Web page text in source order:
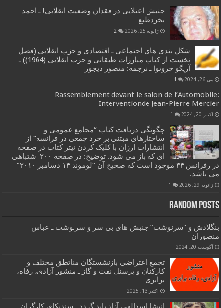
جنبش اعتلایی در فقدان وضعیت انقلابی! ـ احمد
بخردطبع
ژانویه 25, 2026 2
شکل بندی های اجتماعی ـ اقتصادی و حزب انقلابی (فصل
نخست از کتاب مبارزات طبقاتی و حزب انقلابی (1964)) ـ
آریگو چروتوا ـ ترجمه: منصور دیجور
می 26, 2024 1
Rassemblement devant le salon de l’Automobile:
Interventionde Jean-Pierre Mercier
اکتبر 20, 2024 1
چگونگی دریافت کتاب “مجامع عمومی و
ساختارهای مبتنی بر خرد جمعی در فرانسه” از
انتشارات ارزان با کلیک کردن تیتر کتاب در صفحه
ای که باز می شود. توضیح: در صفحه ۲۰۰ اشتباهی
در رفرانس ۳۴ موجود است که صحیح آن “لوموند ۱۴ دسامبر ۲۰۱۰”
می باشد.
ژانویه 29, 2026 1
Random Posts
بنگلادش و “سرنوشت” جنبش های بی سر و سرنوشت ـ عباس
منصوران
آگوست 20, 2024
تجمع اعتراضی بازنشستگان مناتطق مختلف و
کارکنان و پرسنل نفت و گاز ـ منشور آزادی، رفاه،
برابری
اکتبر 13, 2025
انیشا اسدالهی آزاد باید گردد ـ سندیکای کارگران